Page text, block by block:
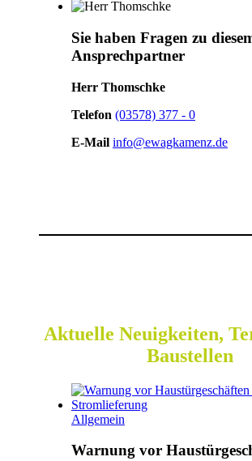
Sie haben Fragen zu
Ansprechpartner
Herr Thomschke
Telefon (03578) 377 - 0
E-Mail info@ewagkamenz.de
Aktuelle Neuigkeiten,
Baustellen
Allgemein
Warnung vor